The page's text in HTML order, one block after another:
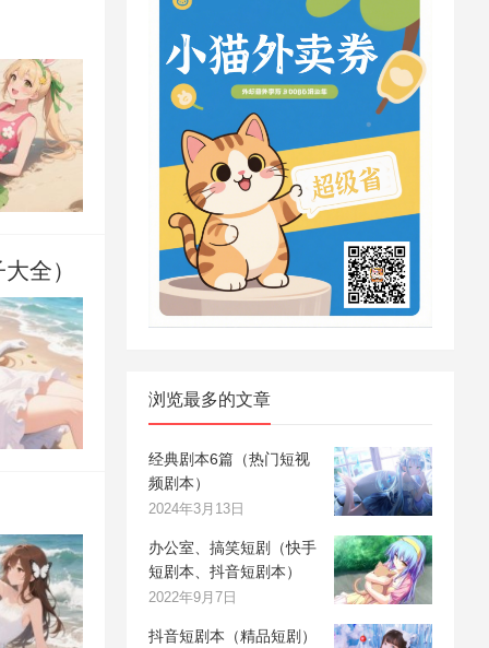
全）
浏览最多的文章
经典剧本6篇（热门短视
频剧本）
2024年3月13日
办公室、搞笑短剧（快手
短剧本、抖音短剧本）
2022年9月7日
抖音短剧本（精品短剧）